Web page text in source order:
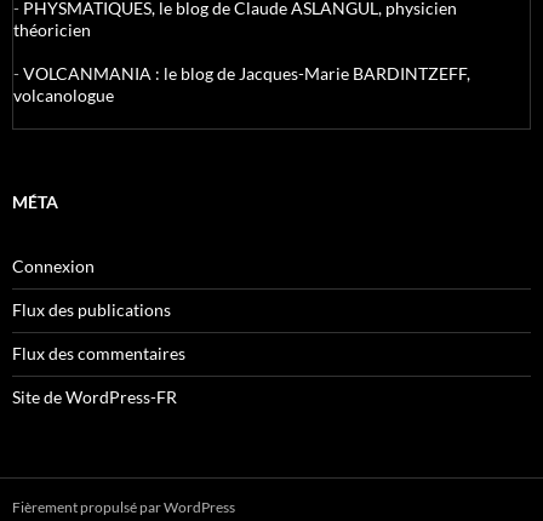
- PHYSMATIQUES, le blog de Claude ASLANGUL, physicien
théoricien
-VOLCANMANIA : le blog de Jacques-Marie BARDINTZEFF,
volcanologue
MÉTA
Connexion
Flux des publications
Flux des commentaires
Site de WordPress-FR
Fièrement propulsé par WordPress